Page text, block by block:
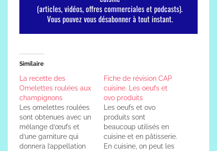
Similaire
La recette des
Omelettes roulées aux
champignons
Les omelettes roulées
sont obtenues avec un
mélange d’œufs et
d’une garniture qui
donnera l’appellation
Fiche de révision CAP
cuisine. Les oeufs et
ovo produits
Les oeufs et ovo
produits sont
beaucoup utilisés en
cuisine et en pâtisserie.
En cuisine, on peut les